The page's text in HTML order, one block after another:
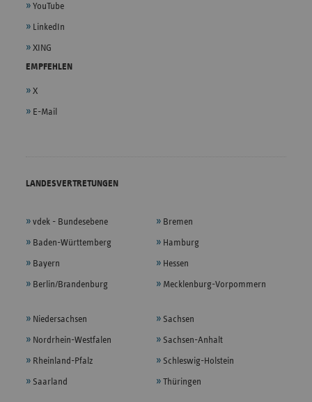
YouTube
LinkedIn
XING
EMPFEHLEN
X
E-Mail
LANDESVERTRETUNGEN
vdek - Bundesebene
Baden-Württemberg
Bayern
Berlin/Brandenburg
Bremen
Hamburg
Hessen
Mecklenburg-Vorpommern
Niedersachsen
Nordrhein-Westfalen
Rheinland-Pfalz
Saarland
Sachsen
Sachsen-Anhalt
Schleswig-Holstein
Thüringen